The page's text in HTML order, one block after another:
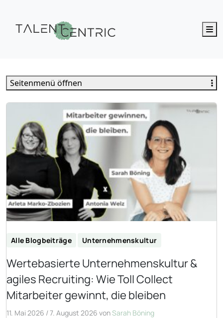
Alle Blogbeiträge Unternehmenskultur
Wertebasierte Unternehmenskultur &
agiles Recruiting: Wie Toll Collect
Mitarbeiter gewinnt, die bleiben
11. Mai 2026 /7. August 2026 vonSarah Böning
Seitenmenü öffnen